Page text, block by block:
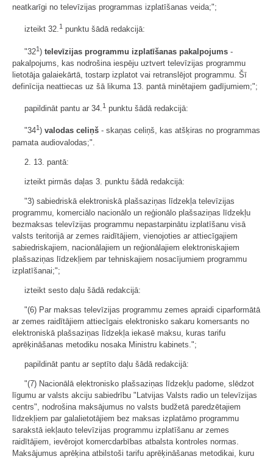
neatkarīgi no televīzijas programmas izplatīšanas veida;";
izteikt 32.1 punktu šādā redakcijā:
"321) televīzijas programmu izplatīšanas pakalpojums -
pakalpojums, kas nodrošina iespēju uztvert televīzijas programmu
lietotāja galaiekārtā, tostarp izplatot vai retranslējot programmu. Šī
definīcija neattiecas uz šā likuma 13. pantā minētajiem gadījumiem;";
papildināt pantu ar 34.1 punktu šādā redakcijā:
"341 ) valodas celiņš - skaņas celiņš, kas atšķiras no programmas
pamata audiovalodas;".
2. 13. pantā:
izteikt pirmās daļas 3. punktu šādā redakcijā:
"3) sabiedriskā elektroniskā plašsaziņas līdzekļa televīzijas
programmu, komerciālo nacionālo un reģionālo plašsaziņas līdzekļu
bezmaksas televīzijas programmu nepastarpinātu izplatīšanu visā
valsts teritorijā ar zemes raidītājiem, vienojoties ar attiecīgajiem
sabiedriskajiem, nacionālajiem un reģionālajiem elektroniskajiem
plašsaziņas līdzekļiem par tehniskajiem nosacījumiem programmu
izplatīšanai;";
izteikt sesto daļu šādā redakcijā:
"(6) Par maksas televīzijas programmu zemes apraidi ciparformātā
ar zemes raidītājiem attiecīgais elektronisko sakaru komersants no
elektroniskā plašsaziņas līdzekļa iekasē maksu, kuras tarifu
aprēķināšanas metodiku nosaka Ministru kabinets.";
papildināt pantu ar septīto daļu šādā redakcijā:
"(7) Nacionālā elektronisko plašsaziņas līdzekļu padome, slēdzot
līgumu ar valsts akciju sabiedrību "Latvijas Valsts radio un televīzijas
centrs", nodrošina maksājumus no valsts budžetā paredzētajiem
līdzekļiem par galalietotājiem bez maksas izplatāmo programmu
sarakstā iekļauto televīzijas programmu izplatīšanu ar zemes
raidītājiem, ievērojot komercdarbības atbalsta kontroles normas.
Maksājumus aprēķina atbilstoši tarifu aprēķināšanas metodikai, kuru